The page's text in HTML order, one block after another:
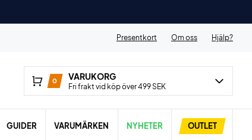
Presentkort Om oss Hjälp?
0 VARUKORG
Fri frakt vid köp över 499 SEK
GUIDER VARUMÄRKEN NYHETER OUTLET